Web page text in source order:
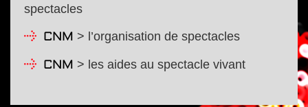
spectacles
CNM > l’organisation de spectacles
CNM > les aides au spectacle vivant